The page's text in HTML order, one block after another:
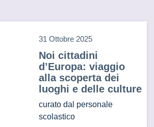
31 Ottobre 2025
Noi cittadini
d’Europa: viaggio
alla scoperta dei
luoghi e delle culture
curato dal personale
scolastico